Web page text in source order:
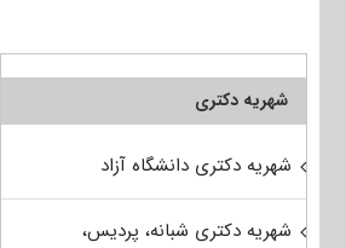
شهریه دکتری
شهریه دکتری دانشگاه آزاد
شهریه دکتری شبانه، پردیس،